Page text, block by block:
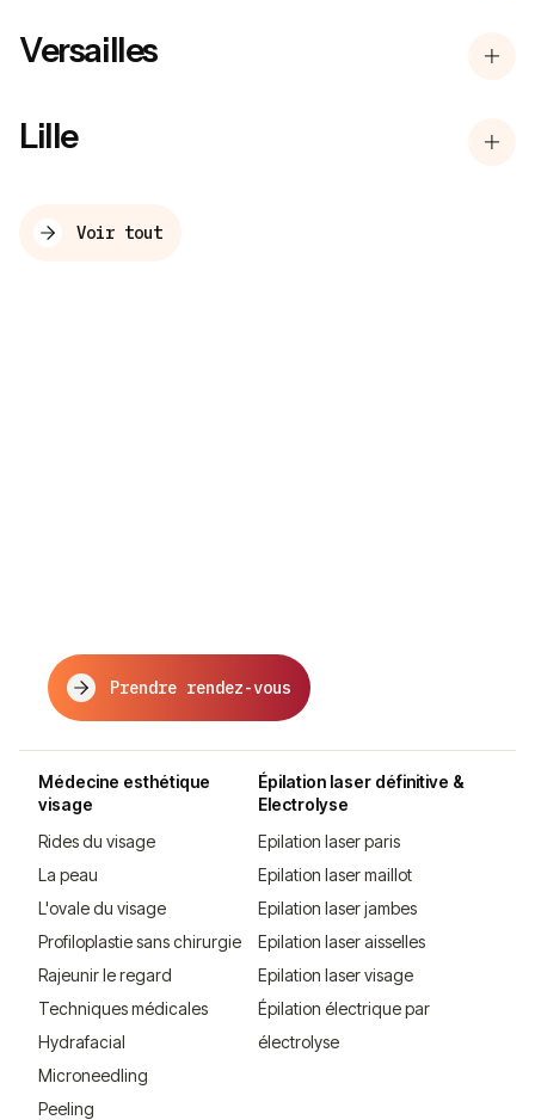
Versailles
Lille
Voir tout
Prendre rendez-vous
Médecine esthétique
visage
Rides du visage
La peau
L'ovale du visage
Profiloplastie sans chirurgie
Rajeunir le regard
Techniques médicales
Hydrafacial
Microneedling
Peeling
Épilation laser définitive &
Electrolyse
Epilation laser paris
Epilation laser maillot
Epilation laser jambes
Epilation laser aisselles
Epilation laser visage
Épilation électrique par
électrolyse